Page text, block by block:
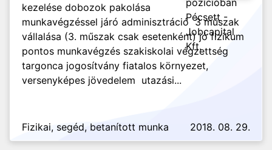
kezelése dobozok pakolása
munkavégzéssel járó adminisztráció 3 műszak
vállalása (3. műszak csak esetenként) jó fizikum
pontos munkavégzés szakiskolai végzettség
targonca jogosítvány fiatalos környezet,
versenyképes jövedelem utazási...
Fizikai, segéd, betanított munka 2018. 08. 29.